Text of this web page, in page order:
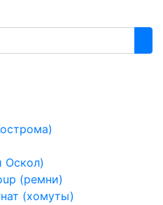
Оскол)
(ремни)
(хомуты)